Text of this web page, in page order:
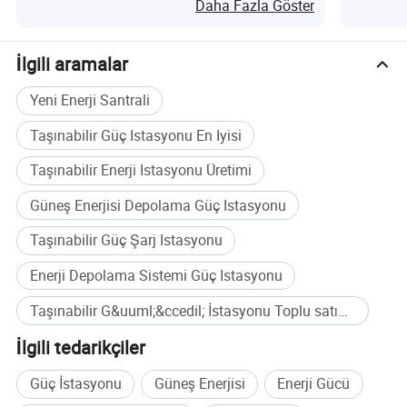
projektör ve 2942mAh akıllı telefonu 90 kez şarj eder.
• Geniş Çevresel Uyum 0 - 40°C'de kararlı çalışma, normalde
3000 m rakımın altında çalışır ve %10 - %90 nem koşullarına
uyum sağlar.
• Dış mekan kampı, ev acil durum yedekleme, mobil ofis,
karavan gezisinde, saha operasyonlarında mükemmel olan çok
yönlü uygulamalar, Ve kılavuzdan bağımsız PV sistemleri.
Ayrıntılı fotoğraflar
Daha Fazla Göster
İlgili aramalar
Yeni Enerji Santrali
Taşınabilir Güç Istasyonu En Iyisi
Taşınabilir Enerji Istasyonu Üretimi
Güneş Enerjisi Depolama Güç Istasyonu
Taşınabilir Güç Şarj Istasyonu
Enerji Depolama Sistemi Güç Istasyonu
Taşınabilir G&uuml;&ccedil; İstasyonu Toplu satın alma
İlgili tedarikçiler
Güç İstasyonu Güneş Enerjisi Enerji Gücü